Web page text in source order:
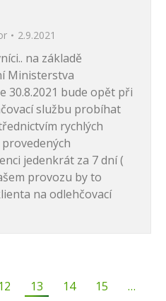
2.9.2021
na základě
Ministerstva
30.8.2021 bude opět při
službu probíhat
rychlých
jedenkrát za 7 dní (
provozu by to
na odlehčovací
12 13 14 15
…